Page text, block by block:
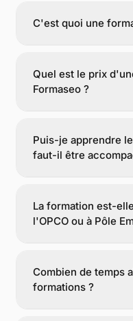
C'est quoi une
Quel est le prix
Formaseo ?
Puis-je apprendre
faut-il être
La formation est-
l'OPCO ou à Pôle
Combien de temps
formations ?